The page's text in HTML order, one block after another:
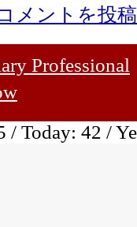
メントを投
Professional
/ Today: 42 /